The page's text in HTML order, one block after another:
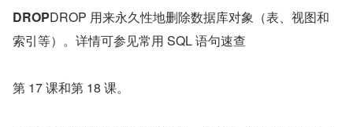
DROPDROP 用来永久性地删除数据库对象（表、视图和
索引等）。详情可参见常用 SQL 语句速查
第 17 课和第 18 课。